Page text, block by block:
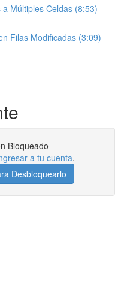
Múltiples Celdas (8:53)
Filas Modificadas (3:09)
Bloqueado
a tu cuenta.
Desbloquearlo